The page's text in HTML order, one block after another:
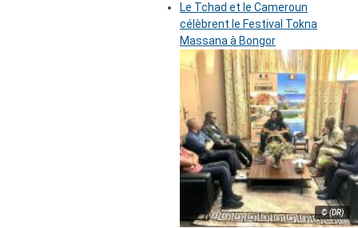
Le Tchad et le Cameroun
célèbrent le Festival Tokna
Massana à Bongor
© (DR)